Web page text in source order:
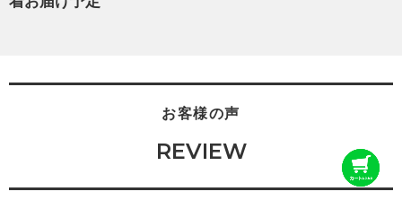
お客様の声
REVIEW